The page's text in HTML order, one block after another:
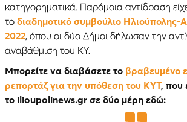
κατηγορηματικά. Παρόμοια αντίδραση
το διαδημοτικό συμβούλιο Ηλιούπολης-
2022, όπου οι δύο Δήμοι δήλωσαν την
αναβάθμιση του ΚΥ.
Μπορείτε να διαβάσετε το βραβευμένο
ρεπορτάζ για την υπόθεση του ΚΥΤ, που
το ilioupolinews.gr σε δύο μέρη εδώ: